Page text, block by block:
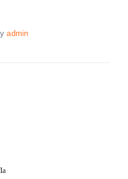
admin